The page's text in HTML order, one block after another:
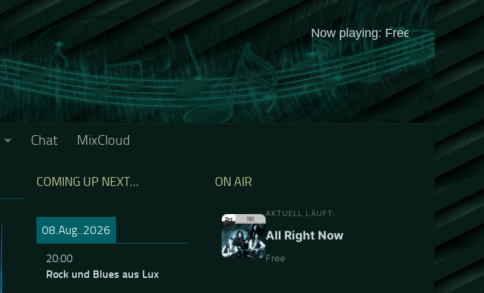
Chat MixCloud
ON AIR
AKTUELL LÄUFT:
All Right Now
Free
COMING UP NEXT…
08.Aug..2026
20:00
Rock und Blues aus Lux